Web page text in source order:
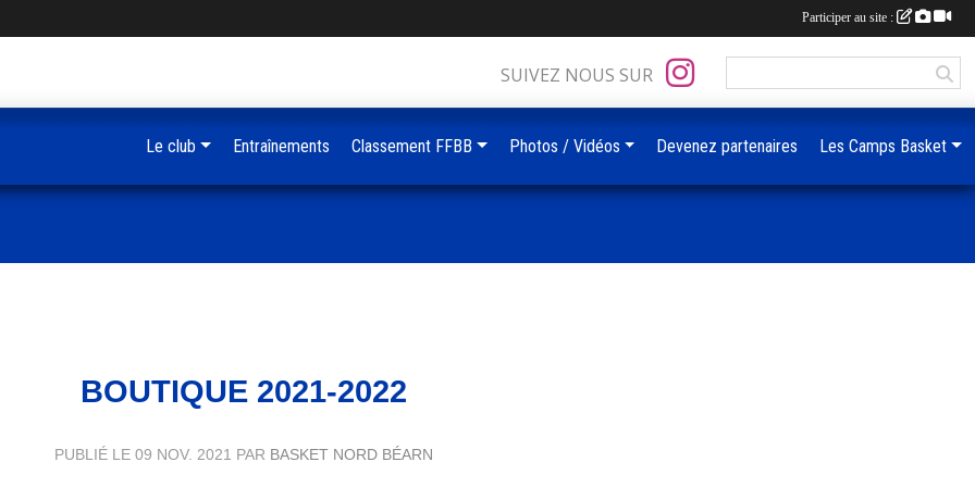
BOUTIQUE 2021-2022
PUBLIÉ LE 09 NOV. 2021 PAR BASKET NORD BÉARN
SUIVEZ NOUS SUR
Le club Entraînements Classement FFBB Photos / Vidéos Devenez partenaires Les Camps Basket
Participer au site :